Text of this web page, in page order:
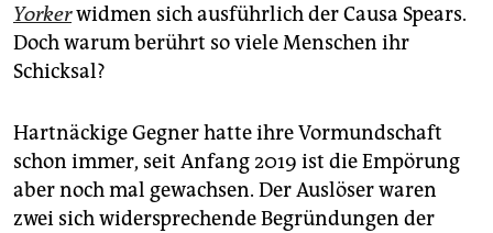
Yorkerwidmen sich ausführlich der Causa Spears.
Doch warum berührt so viele Menschen ihr
Schicksal?
Hartnäckige Gegner hatte ihre Vormundschaft
schon immer, seit Anfang 2019 ist die Empörung
aber noch mal gewachsen. Der Auslöser waren
zwei sich widersprechende Begründungen der